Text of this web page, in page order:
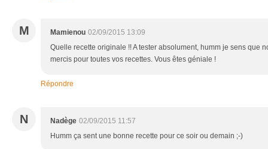
M Mamienou 02/09/2015 13:09
Quelle recette originale !! A tester absolument, humm je sens que
mercis pour toutes vos recettes. Vous êtes géniale !
Répondre
N Nadège 02/09/2015 11:57
Humm ça sent une bonne recette pour ce soir ou demain ;-)